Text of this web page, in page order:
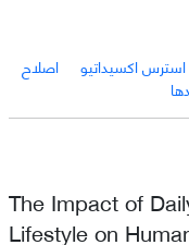
استرس اکسیداتیو
اصلاح
The Impact of
Lifestyle on